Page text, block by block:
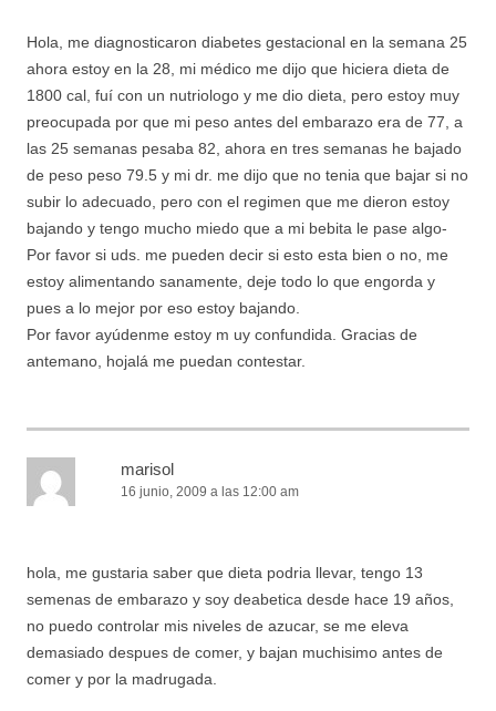
Hola, me diagnosticaron diabetes gestacional en la semana 25
ahora estoy en la 28, mi médico me dijo que hiciera dieta de
1800 cal, fuí con un nutriologo y me dio dieta, pero estoy muy
preocupada por que mi peso antes del embarazo era de 77, a
las 25 semanas pesaba 82, ahora en tres semanas he bajado
de peso peso 79.5 y mi dr. me dijo que no tenia que bajar si no
subir lo adecuado, pero con el regimen que me dieron estoy
bajando y tengo mucho miedo que a mi bebita le pase algo-
Por favor si uds. me pueden decir si esto esta bien o no, me
estoy alimentando sanamente, deje todo lo que engorda y
pues a lo mejor por eso estoy bajando.
Por favor ayúdenme estoy m uy confundida. Gracias de
antemano, hojalá me puedan contestar.
marisol
16 junio, 2009 a las 12:00 am
hola, me gustaria saber que dieta podria llevar, tengo 13
semenas de embarazo y soy deabetica desde hace 19 años,
no puedo controlar mis niveles de azucar, se me eleva
demasiado despues de comer, y bajan muchisimo antes de
comer y por la madrugada.